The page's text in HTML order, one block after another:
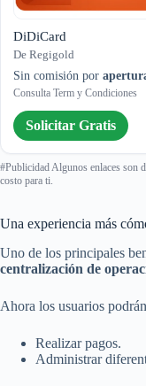
DiDiCard
De Regigold
Sin comisión por
Consulta Term y Condiciones
Solicitar Gratis
#Publicidad Algunos enlaces son
costo para ti.
Una experiencia más
Uno de los principales
centralización de
Ahora los usuarios
Realizar pagos.
Administrar